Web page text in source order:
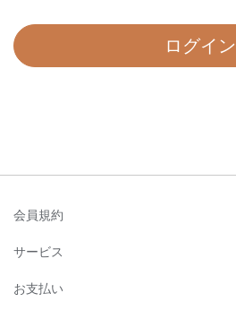
ログイン
会員規約
サービス
お支払い